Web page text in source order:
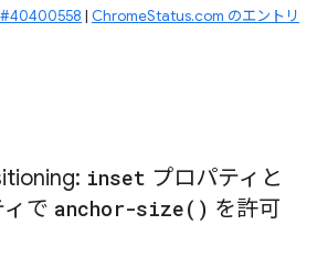
#40400558 | ChromeStatus.com のエントリ
inset プロパティと
で anchor-size( ) を許可